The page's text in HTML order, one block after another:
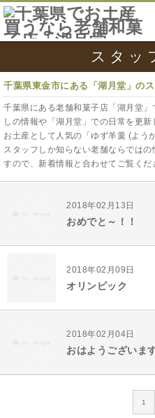
スタッ
千葉県東金市にある「湖月堂」の
千葉県にある老舗和菓子店「湖月堂
しの情報や「湖月堂」での日常を更新
お土産として人気の「ゆず羊羹 (よう
スタッフしか知らない老舗ならでは
すので、新着情報と合わせてご覧くだ
2018年02月13日
おめでと～！！
2018年02月09日
オリンピック
2018年02月04日
おはようございま
1